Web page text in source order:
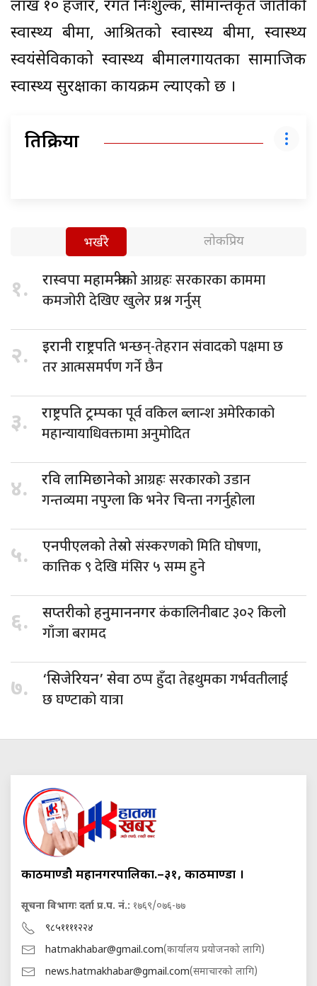
लाख १० हजार, रगत निःशुल्क, सीमान्तकृत जातीको
स्वास्थ्य बीमा, आश्रितको स्वास्थ्य बीमा, स्वास्थ्य
स्वयंसेविकाको स्वास्थ्य बीमालगायतका सामाजिक
स्वास्थ्य सुरक्षाका कार्यक्रम ल्याएको छ ।
प्रतिक्रिया
भर्खरै लोकप्रिय
१. रास्वपा महामन्त्रीकोआग्रहः सरकारका काममा
कमजोरी देखिए खुलेर प्रश्न गर्नुस्
२. इरानी राष्ट्रपतिभन्छन्-तेहरान संवादको पक्षमा छ
तर आत्मसमर्पण गर्ने छैन
३. राष्ट्रपति ट्रम्पकापूर्व वकिल ब्लान्श अमेरिकाको
महान्यायाधिवक्तामा अनुमोदित
४. रवि लामिछानेकोआग्रहः सरकारको उडान
गन्तव्यमा नपुग्ला कि भनेर चिन्ता नगर्नुहोला
५. एनपीएलको तेस्रोसंस्करणको मिति घोषणा,
कात्तिक ९ देखि मंसिर ५ सम्म हुने
६. सप्तरीको हनुमाननगरकंकालिनीबाट ३०२ किलो
गाँजा बरामद
७. ‘सिजेरियन’ सेवाठप्प हुँदा तेह्रथुमका गर्भवतीलाई
छ घण्टाको यात्रा
काठमाण्डौ महानगरपालिका.–३१, काठमाण्डौं ।
सूचना विभागः दर्ता प्र.प. नं.: १७६९/०७६-७७
९८५११११२२४
hatmakhabar@gmail.com(कार्यालय प्रयोजनको लागि)
news.hatmakhabar@gmail.com(समाचारको लागि)